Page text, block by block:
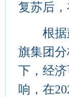
复苏后，
根据彭
旗集团
下，经
响，在